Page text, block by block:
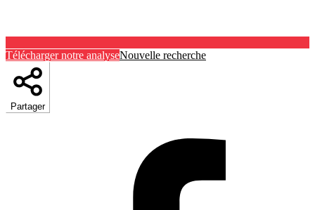
Télécharger notre analyseNouvelle recherche
Partager